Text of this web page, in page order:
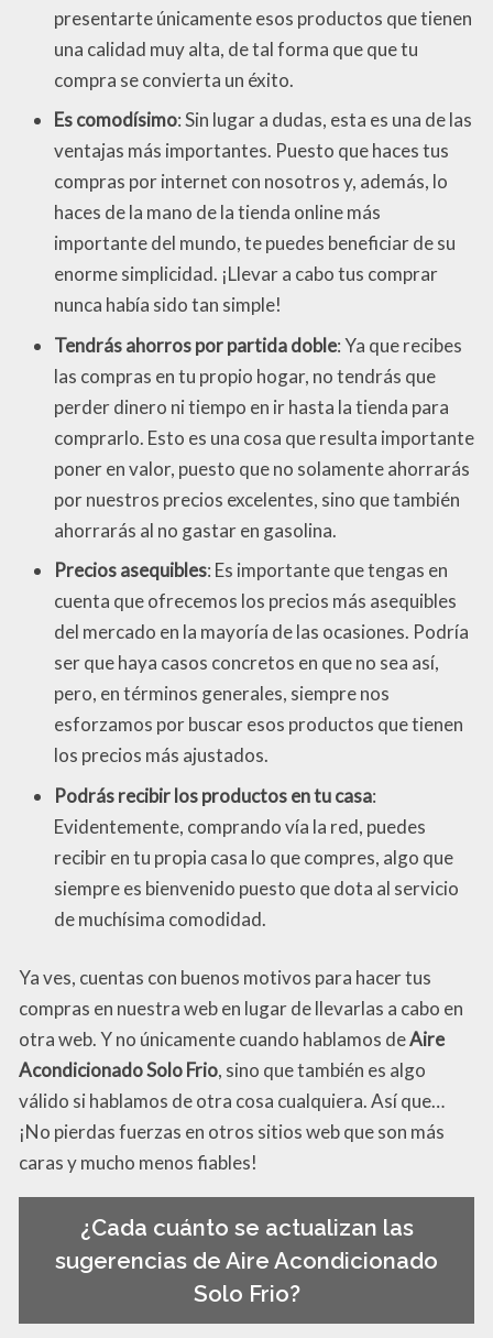
presentarte únicamente esos productos que tienen
una calidad muy alta, de tal forma que que tu
compra se convierta un éxito.
Es comodísimo: Sin lugar a dudas, esta es una de las
ventajas más importantes. Puesto que haces tus
compras por internet con nosotros y, además, lo
haces de la mano de la tienda online más
importante del mundo, te puedes beneficiar de su
enorme simplicidad. ¡Llevar a cabo tus comprar
nunca había sido tan simple!
Tendrás ahorros por partida doble: Ya que recibes
las compras en tu propio hogar, no tendrás que
perder dinero ni tiempo en ir hasta la tienda para
comprarlo. Esto es una cosa que resulta importante
poner en valor, puesto que no solamente ahorrarás
por nuestros precios excelentes, sino que también
ahorrarás al no gastar en gasolina.
Precios asequibles: Es importante que tengas en
cuenta que ofrecemos los precios más asequibles
del mercado en la mayoría de las ocasiones. Podría
ser que haya casos concretos en que no sea así,
pero, en términos generales, siempre nos
esforzamos por buscar esos productos que tienen
los precios más ajustados.
Podrás recibir los productos en tu casa:
Evidentemente, comprando vía la red, puedes
recibir en tu propia casa lo que compres, algo que
siempre es bienvenido puesto que dota al servicio
de muchísima comodidad.
Ya ves, cuentas con buenos motivos para hacer tus
compras en nuestra web en lugar de llevarlas a cabo en
otra web. Y no únicamente cuando hablamos deAire
Acondicionado Solo Frio, sino que también es algo
válido si hablamos de otra cosa cualquiera. Así que…
¡No pierdas fuerzas en otros sitios web que son más
caras y mucho menos fiables!
¿Cada cuánto se actualizan las
sugerencias de Aire Acondicionado
Solo Frio?